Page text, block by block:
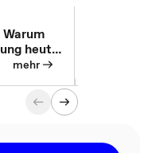
heute
mehr